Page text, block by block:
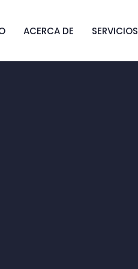
ACERCA DE SERVICIOS